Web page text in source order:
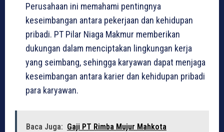
Perusahaan ini memahami pentingnya
keseimbangan antara pekerjaan dan kehidupan
pribadi. PT Pilar Niaga Makmur memberikan
dukungan dalam menciptakan lingkungan kerja
yang seimbang, sehingga karyawan dapat menjaga
keseimbangan antara karier dan kehidupan pribadi
para karyawan.
Baca Juga: Gaji PT Rimba Mujur Mahkota